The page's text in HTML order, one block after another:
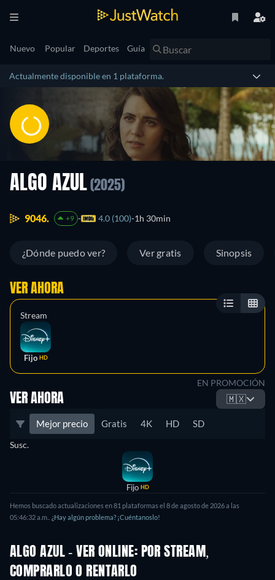
Nuevo Popular Deportes Guía
Actualmente disponible en 1 plataforma.
ALGO AZUL (2025)
9046. +9 4.0 (100) 1h 30min
¿Dónde puedo ver? Ver gratis Sinopsis
VER AHORA
Stream
Fijo HD
EN PROMOCIÓN
VER AHORA 🇲🇽
Mejor precio Gratis 4K HD SD
Susc.
Fijo HD
Hemos buscado actualizaciones en81 plataformas el 8 de agosto de 2026a las
05:46:32 a.m.
¿Hay algún problema? ¡Cuéntanoslo!
ALGO AZUL - VER ONLINE: POR STREAM,
COMPRARLO O RENTARLO